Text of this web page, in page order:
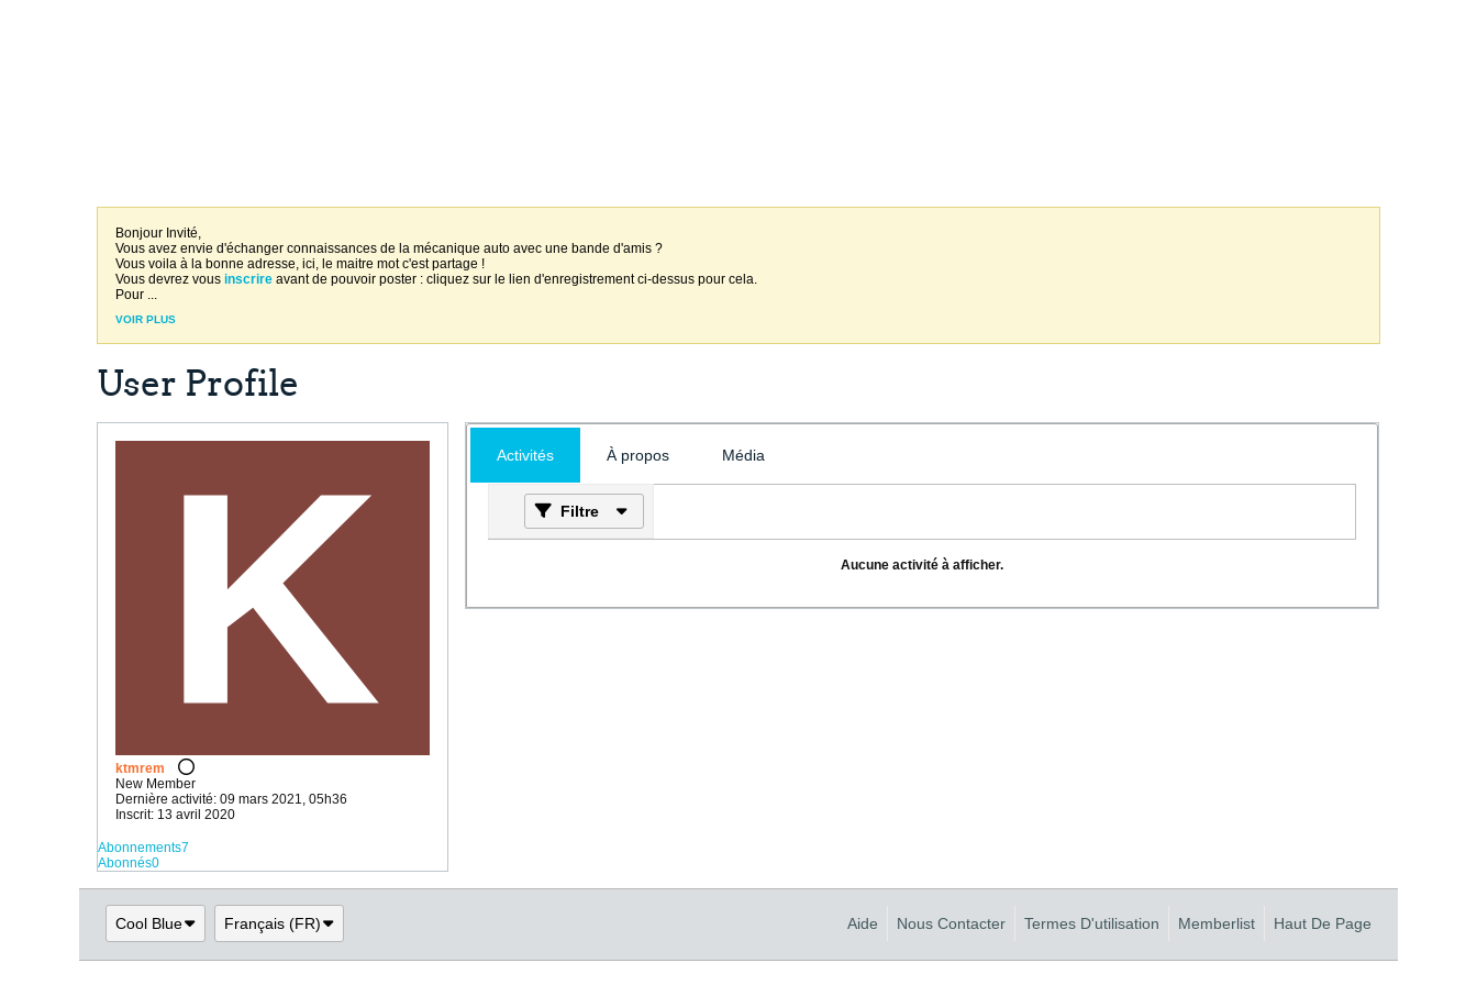
Bonjour Invité,
Vous avez envie d'échanger connaissances de la mécanique auto avec une bande d'amis ?
Vous voila à la bonne adresse, ici, le maitre mot c'est partage !
Vous devrez vous inscrire avant de pouvoir poster : cliquez sur le lien d'enregistrement ci-dessus pour cela.
Pour ...
VOIR PLUS
User Profile
ktmrem
New Member
Dernière activité: 09 mars 2021, 05h36
Inscrit: 13 avril 2020
Abonnements7
Abonnés0
Activités À propos Média
Filtre
Aucune activité à afficher.
Cool Blue Français (FR) Aide Nous Contacter Termes D'utilisation Memberlist Haut De Page